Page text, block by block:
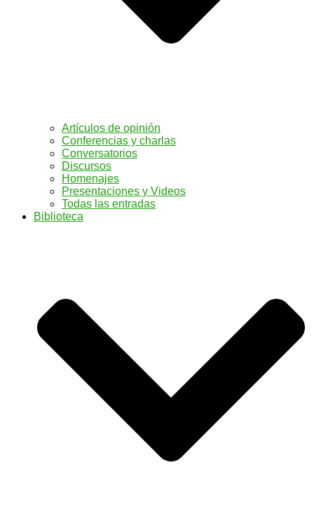
Artículos de opinión
Conferencias y charlas
Conversatorios
Discursos
Homenajes
Presentaciones y Videos
Todas las entradas
Biblioteca